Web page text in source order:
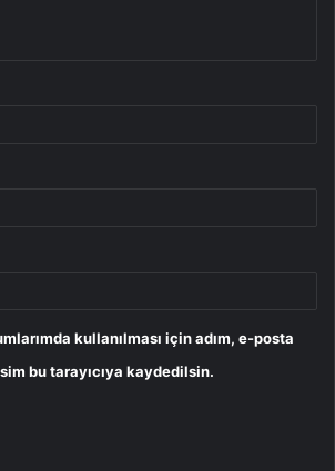
kullanılması için adım, e-posta
bu tarayıcıya kaydedilsin.